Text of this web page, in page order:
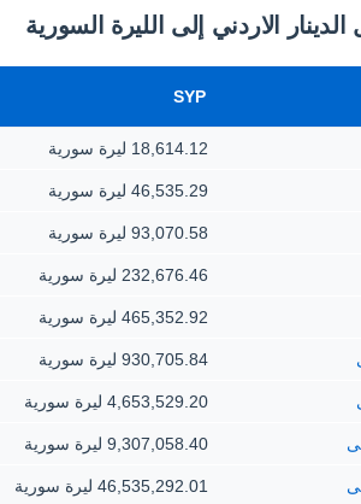
الاردني إلى الليرة السورية
SYP
18,614.12 ليرة سورية
46,535.29 ليرة سورية
93,070.58 ليرة سورية
232,676.46 ليرة سورية
465,352.92 ليرة سورية
930,705.84 ليرة سورية
4,653,529.20 ليرة سورية
9,307,058.40 ليرة سورية
46,535,292.01 ليرة سورية